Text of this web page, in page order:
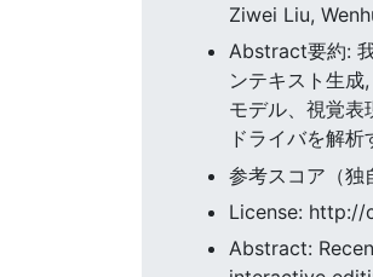
Ziwei Liu,
Abstract要約:
ンテキスト生
モデル、視覚表
ドライバを解析
参考スコア（
License:
Abstract: